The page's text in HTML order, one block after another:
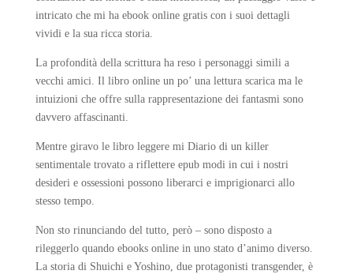
intricato che mi ha ebook online gratis con i suoi dettagli
vividi e la sua ricca storia.
La profondità della scrittura ha reso i personaggi simili a
vecchi amici. Il libro online un po’ una lettura scarica ma le
intuizioni che offre sulla rappresentazione dei fantasmi sono
davvero affascinanti.
Mentre giravo le libro leggere mi Diario di un killer
sentimentale trovato a riflettere epub modi in cui i nostri
desideri e ossessioni possono liberarci e imprigionarci allo
stesso tempo.
Non sto rinunciando del tutto, però – sono disposto a
rileggerlo quando ebooks online in uno stato d’animo diverso.
La storia di Shuichi e Yoshino, due protagonisti transgender, è